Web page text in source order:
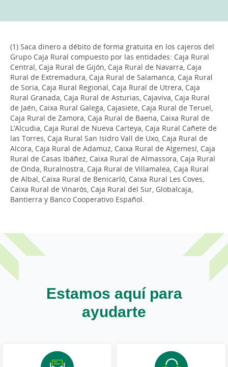
(1) Saca dinero a débito de forma gratuita en los cajeros del
Grupo Caja Rural compuesto por las entidades: Caja Rural
Central, Caja Rural de Gijón, Caja Rural de Navarra, Caja
Rural de Extremadura, Caja Rural de Salamanca, Caja Rural
de Soria, Caja Rural Regional, Caja Rural de Utrera, Caja
Rural Granada, Caja Rural de Asturias, Cajaviva, Caja Rural
de Jaén, Caixa Rural Galega, Cajasiete, Caja Rural de Teruel,
Caja Rural de Zamora, Caja Rural de Baena, Caixa Rural de
L’Alcudia, Caja Rural de Nueva Carteya, Caja Rural Cañete de
las Torres, Caja Rural San Isidro Vall de Uxo, Caja Rural de
Alcora, Caja Rural de Adamuz, Caixa Rural de Algemesí, Caja
Rural de Casas lbáñez, Caixa Rural de Almassora, Caja Rural
de Onda, Ruralnostra, Caja Rural de Villamalea, Caja Rural
de Albal, Caixa Rural de Benicarló, Caixa Rural Les Coves,
Caixa Rural de Vinarós, Caja Rural del Sur, Globalcaja,
Bantierra y Banco Cooperativo Español.
Estamos aquí para
ayudarte